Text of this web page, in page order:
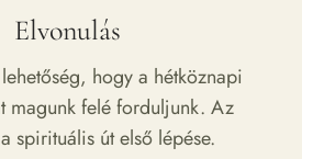
Elvonulás
hogy a hétköznapi
magunk felé forduljunk. Az
spirituális út első lépése.